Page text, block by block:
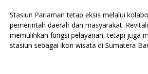
Stasiun Pariaman tetap eksis melalui
pemerintah daerah dan masyarakat.
memulihkan fungsi pelayanan, tetapi juga
stasiun sebagai ikon wisata di Sumatera